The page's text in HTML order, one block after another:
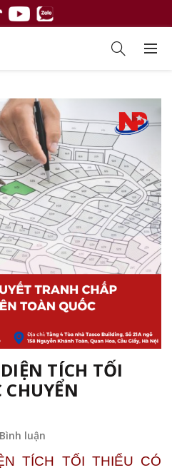
TÍCH TỐI
Bình luận
TÍCH TỐI THIỂU CÓ